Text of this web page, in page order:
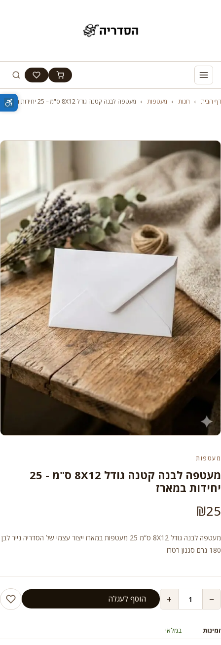
דף הבית › חנות › מעטפות › מעטפה לבנה קטנה גודל 8X12 ס"מ – 25 יחידות במארז
מעטפות
מעטפה לבנה קטנה גודל 8X12 ס"מ - 25
יחידות במארז
₪25
מעטפה לבנה גודל 8X12 ס”מ 25 מעטפות במארז ייצור עצמי של הסדריה נייר לבן
180 גרם סגנון רטרו
−
+ הוסף לעגלה
זמינות
במלאי